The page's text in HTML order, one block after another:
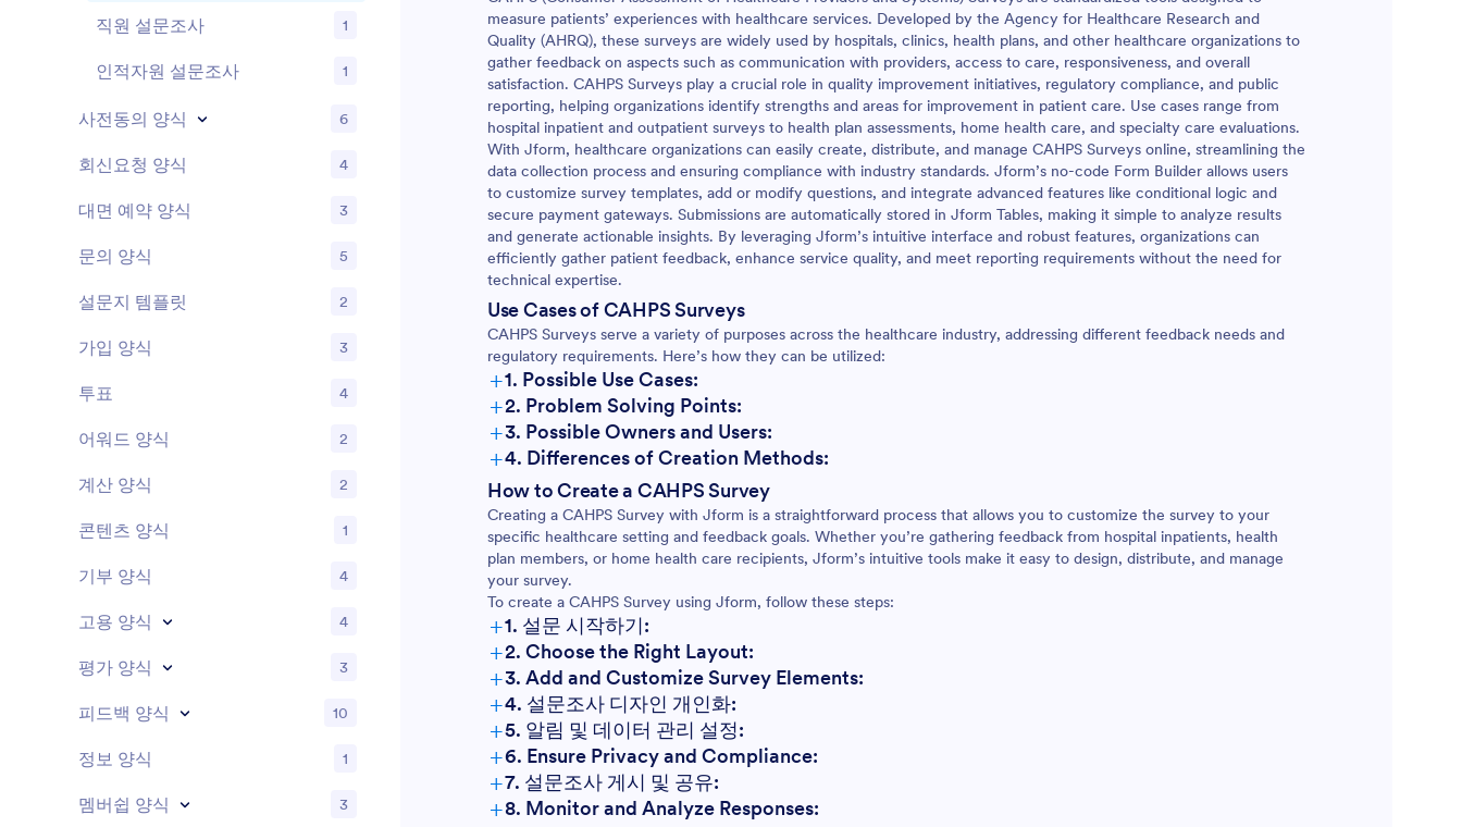
measure patients’ experiences with healthcare services. Developed by the Agency for Healthcare Research and
Quality (AHRQ), these surveys are widely used by hospitals, clinics, health plans, and other healthcare organizations to
gather feedback on aspects such as communication with providers, access to care, responsiveness, and overall
satisfaction. CAHPS Surveys play a crucial role in quality improvement initiatives, regulatory compliance, and public
reporting, helping organizations identify strengths and areas for improvement in patient care. Use cases range from
hospital inpatient and outpatient surveys to health plan assessments, home health care, and specialty care evaluations.
With Jform, healthcare organizations can easily create, distribute, and manage CAHPS Surveys online, streamlining the
data collection process and ensuring compliance with industry standards. Jform’s no-code Form Builder allows users
to customize survey templates, add or modify questions, and integrate advanced features like conditional logic and
secure payment gateways. Submissions are automatically stored in Jform Tables, making it simple to analyze results
and generate actionable insights. By leveraging Jform’s intuitive interface and robust features, organizations can
efficiently gather patient feedback, enhance service quality, and meet reporting requirements without the need for
technical expertise.
Use Cases of CAHPS Surveys
CAHPS Surveys serve a variety of purposes across the healthcare industry, addressing different feedback needs and
regulatory requirements. Here’s how they can be utilized:
+1. Possible Use Cases:
+2. Problem Solving Points:
+3. Possible Owners and Users:
+4. Differences of Creation Methods:
How to Create a CAHPS Survey
Creating a CAHPS Survey with Jform is a straightforward process that allows you to customize the survey to your
specific healthcare setting and feedback goals. Whether you’re gathering feedback from hospital inpatients, health
plan members, or home health care recipients, Jform’s intuitive tools make it easy to design, distribute, and manage
your survey.
To create a CAHPS Survey using Jform, follow these steps:
+1. 설문 시작하기:
+2. Choose the Right Layout:
+3. Add and Customize Survey Elements:
+4. 설문조사 디자인 개인화:
+5. 알림 및 데이터 관리 설정:
+6. Ensure Privacy and Compliance:
+7. 설문조사 게시 및 공유:
+8. Monitor and Analyze Responses:
직원 설문조사 1
인적자원 설문조사 1
사전동의 양식 6
회신요청 양식 4
대면 예약 양식 3
문의 양식 5
설문지 템플릿 2
가입 양식 3
투표 4
어워드 양식 2
계산 양식 2
콘텐츠 양식 1
기부 양식 4
고용 양식 4
평가 양식 3
피드백 양식 10
정보 양식 1
멤버쉽 양식 3